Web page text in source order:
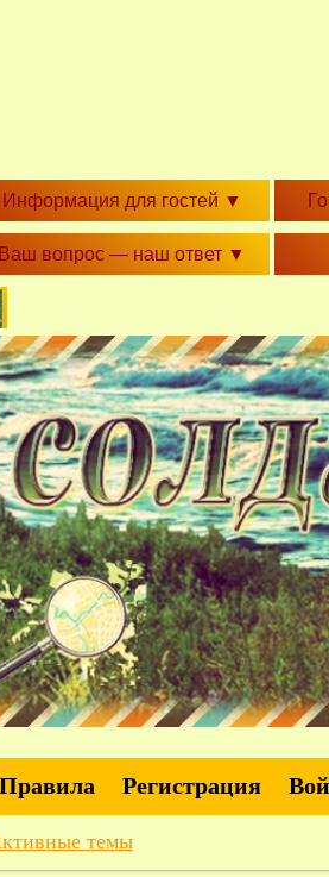
Информация для гостей ▼
Ваш вопрос — наш ответ ▼
Правила Регистрация
темы